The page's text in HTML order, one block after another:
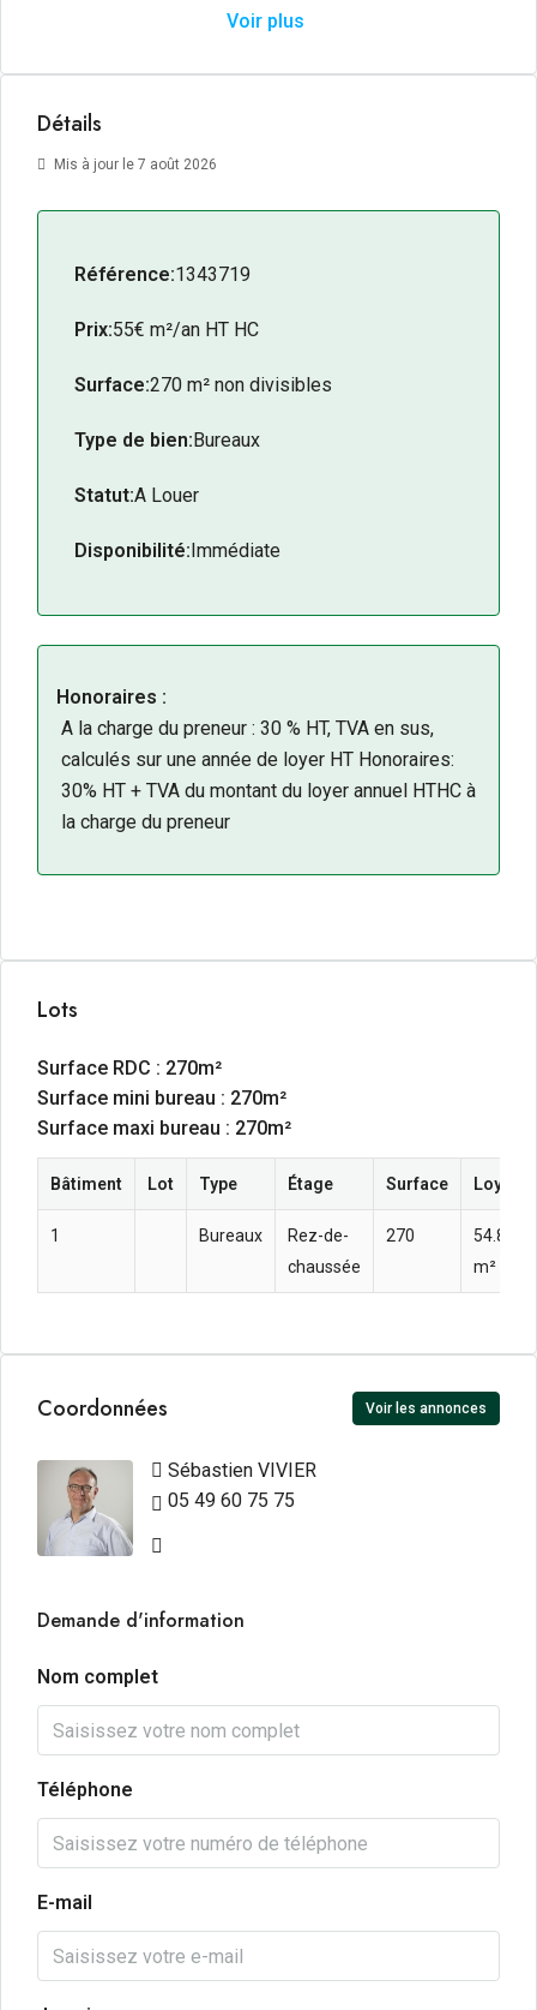
d’une zone dynamique regroupant plus de 100
Une adresse professionnelle de choix pour votre
Voir plus
Détails
Mis à jour le 7 août 2026
Référence:1343719
Prix:55€ m²/an HT HC
Surface:270 m² non divisibles
Type de bien:Bureaux
Statut:A Louer
Disponibilité:Immédiate
Honoraires :
A la charge du preneur : 30 % HT, TVA en sus,
calculés sur une année de loyer HT Honoraires:
30% HT + TVA du montant du loyer annuel HTHC à
la charge du preneur
Lots
Surface RDC : 270m²
Surface mini bureau : 270m²
Surface maxi bureau : 270m²
Bâtiment Lot Type Étage Surface Loyer
1 Bureaux
Rez-de-
chaussée
270
54.8 
m² an
Coordonnées Voir les annonces
Sébastien VIVIER
05 49 60 75 75
Demande d'information
Nom complet
Téléphone
E-mail